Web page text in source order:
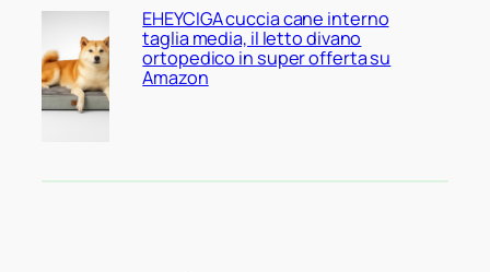
EHEYCIGA cuccia cane interno
taglia media, il letto divano
ortopedico in super offerta su
Amazon